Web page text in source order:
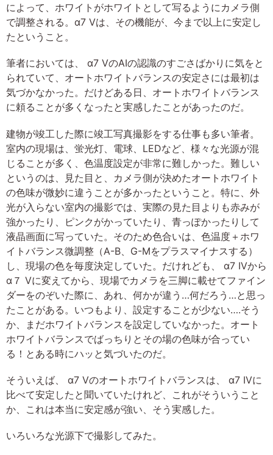
によって、ホワイトがホワイトとして写るようにカメラ側
で調整される。α7 Vは、その機能が、今まで以上に安定し
たということ。
筆者においては、 α7 VのAIの認識のすごさばかりに気をと
られていて、オートホワイトバランスの安定さには最初は
気づかなかった。だけどある日、オートホワイトバランス
に頼ることが多くなったと実感したことがあったのだ。
建物が竣工した際に竣工写真撮影をする仕事も多い筆者。
室内の現場は、蛍光灯、電球、LEDなど、様々な光源が混
じることが多く、色温度設定が非常に難しかった。難しい
というのは、見た目と、カメラ側が決めたオートホワイト
の色味が微妙に違うことが多かったということ。特に、外
光が入らない室内の撮影では、実際の見た目よりも赤みが
強かったり、ピンクがかっていたり、青っぽかったりして
液晶画面に写っていた。そのため色合いは、色温度＋ホワ
イトバランス微調整（A-B、G-Mをプラスマイナスする）
し、現場の色を毎度決定していた。だけれども、 α7 IVから
α７ Ⅴに変えてから、現場でカメラを三脚に載せてファイン
ダーをのぞいた際に、あれ、何かが違う…何だろう…と思っ
たことがある。いつもより、設定することが少ない….そう
か、まだホワイトバランスを設定していなかった。オート
ホワイトバランスでばっちりとその場の色味が合ってい
る！とある時にハッと気づいたのだ。
そういえば、 α7 Vのオートホワイトバランスは、 α7 IVに
比べて安定したと聞いていたけれど、これがそういうこと
か、これは本当に安定感が強い、そう実感した。
いろいろな光源下で撮影してみた。